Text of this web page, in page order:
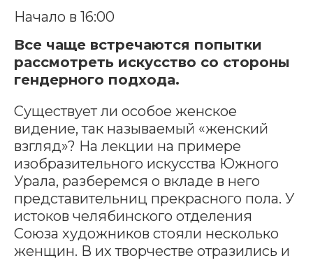
Начало в 16:00
Все чаще встречаются попытки
рассмотреть искусство со стороны
гендерного подхода.
Существует ли особое женское
видение, так называемый «женский
взгляд»? На лекции на примере
изобразительного искусства Южного
Урала, разберемся о вкладе в него
представительниц прекрасного пола. У
истоков челябинского отделения
Союза художников стояли несколько
женщин. В их творчестве отразились и